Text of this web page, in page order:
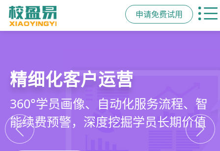
申请免费试用
教培行业CRM
以学员为中心，打通从引流、转化、
教学到复购转介绍的全生命周期增长
引擎
智能销售漏斗
线索自动分配、标准化跟单、试听转
化分析，打造高绩效招生团队
精细化客户运营
360°学员画像、自动化服务流程、智
能续费预警，深度挖掘学员长期价值
私域招生与裂变
集成企微SCRM、小程序商城、丰富
裂变工具，实现低成本口碑增长